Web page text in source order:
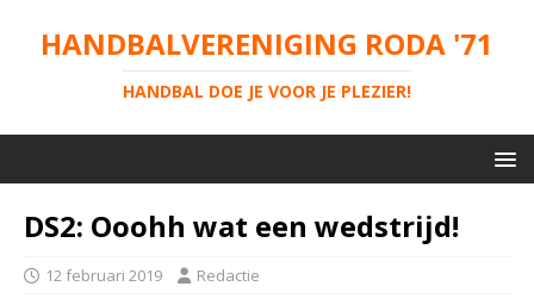
HANDBALVERENIGING RODA '71
HANDBAL DOE JE VOOR JE PLEZIER!
DS2: Ooohh wat een wedstrijd!
12 februari 2019 Redactie